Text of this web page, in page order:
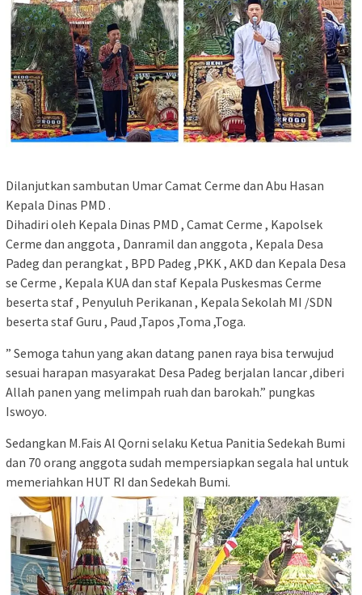
Dilanjutkan sambutan Umar Camat Cerme dan Abu Hasan
Kepala Dinas PMD .
Dihadiri oleh Kepala Dinas PMD , Camat Cerme , Kapolsek
Cerme dan anggota , Danramil dan anggota , Kepala Desa
Padeg dan perangkat , BPD Padeg ,PKK , AKD dan Kepala Desa
se Cerme , Kepala KUA dan staf Kepala Puskesmas Cerme
beserta staf , Penyuluh Perikanan , Kepala Sekolah MI /SDN
beserta staf Guru , Paud ,Tapos ,Toma ,Toga.
” Semoga tahun yang akan datang panen raya bisa terwujud
sesuai harapan masyarakat Desa Padeg berjalan lancar ,diberi
Allah panen yang melimpah ruah dan barokah.” pungkas
Iswoyo.
Sedangkan M.Fais Al Qorni selaku Ketua Panitia Sedekah Bumi
dan 70 orang anggota sudah mempersiapkan segala hal untuk
memeriahkan HUT RI dan Sedekah Bumi.